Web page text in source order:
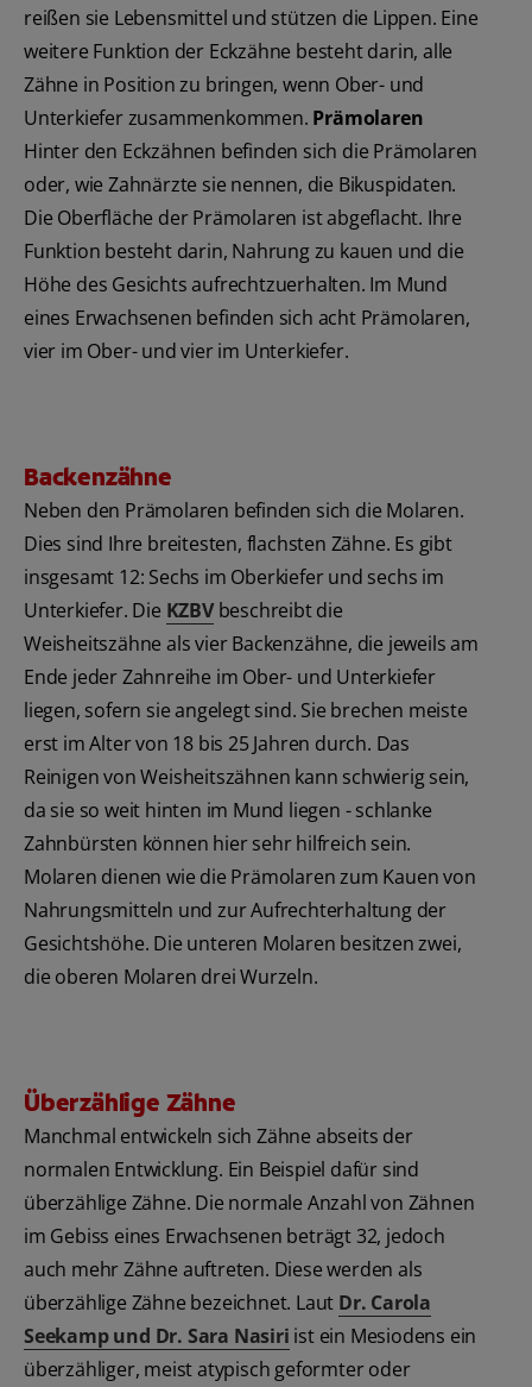
reißen sie Lebensmittel und stützen die Lippen. Eine
weitere Funktion der Eckzähne besteht darin, alle
Zähne in Position zu bringen, wenn Ober- und
Unterkiefer zusammenkommen. Prämolaren
Hinter den Eckzähnen befinden sich die Prämolaren
oder, wie Zahnärzte sie nennen, die Bikuspidaten.
Die Oberfläche der Prämolaren ist abgeflacht. Ihre
Funktion besteht darin, Nahrung zu kauen und die
Höhe des Gesichts aufrechtzuerhalten. Im Mund
eines Erwachsenen befinden sich acht Prämolaren,
vier im Ober- und vier im Unterkiefer.
Backenzähne
Neben den Prämolaren befinden sich die Molaren.
Dies sind Ihre breitesten, flachsten Zähne. Es gibt
insgesamt 12: Sechs im Oberkiefer und sechs im
Unterkiefer. Die KZBVbeschreibt die
Weisheitszähne als vier Backenzähne, die jeweils am
Ende jeder Zahnreihe im Ober- und Unterkiefer
liegen, sofern sie angelegt sind. Sie brechen meiste
erst im Alter von 18 bis 25 Jahren durch. Das
Reinigen von Weisheitszähnen kann schwierig sein,
da sie so weit hinten im Mund liegen - schlanke
Zahnbürsten können hier sehr hilfreich sein.
Molaren dienen wie die Prämolaren zum Kauen von
Nahrungsmitteln und zur Aufrechterhaltung der
Gesichtshöhe. Die unteren Molaren besitzen zwei,
die oberen Molaren drei Wurzeln.
Überzählige Zähne
Manchmal entwickeln sich Zähne abseits der
normalen Entwicklung. Ein Beispiel dafür sind
überzählige Zähne. Die normale Anzahl von Zähnen
im Gebiss eines Erwachsenen beträgt 32, jedoch
auch mehr Zähne auftreten. Diese werden als
überzählige Zähne bezeichnet. Laut Dr. Carola
Seekamp und Dr. Sara Nasiri ist ein Mesiodens ein
überzähliger, meist atypisch geformter oder